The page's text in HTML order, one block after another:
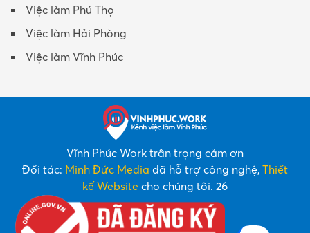
Việc làm Phú Thọ
Việc làm Hải Phòng
Việc làm Vĩnh Phúc
Vĩnh Phúc Work trân trọng cảm ơn
Đối tác: Minh Đức Media đã hỗ trợ công nghệ, Thiết
kế Website cho chúng tôi. 26